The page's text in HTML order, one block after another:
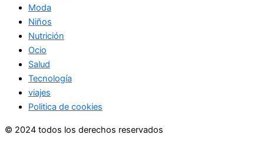
Moda
Niños
Nutrición
Ocio
Salud
Tecnología
viajes
Politica de cookies
© 2024 todos los derechos reservados